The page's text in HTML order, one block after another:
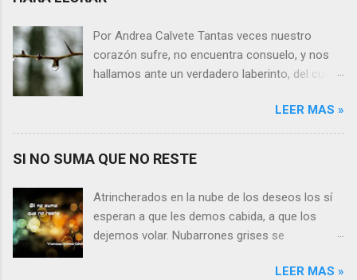
Por Andrea Calvete Tantas veces nuestro
corazón sufre, no encuentra consuelo, y nos
hallamos ante un verdadero laberinto, del cual
razones pierden el sentido, y las respuestas se
alejan tan distantes que no alcanzamos a
nuestras lágrimas?, quizás quien esté
Por otra parte, si nos ponemos a pensar en
algún momento de la vida todos hemos sufrido
por causa de una persona. Entonces ¿cómo
LEER MAS »
SI NO SUMA QUE NO RESTE
Atrincherados en la nube de los deseos los sí
esperan a que les demos cabida, a que los
dejemos volar. Nubarrones grises se
indecisión, o simplemente por no ver conLEER MAS »